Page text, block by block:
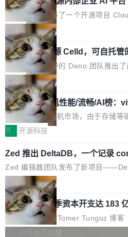
型系统的学术体操，是日常编码的思
章从一个简单的例子切入。一个网站
设置，如果用布尔值 + 可空字段来
ean 表示是否可切换，nullable 的默
色方案、深色方案——会产生大量无
合。方案缺了、配置冲突了、全 null
哪些组合有效，作者说，你得靠"文档
者部落知识"。 换个写法。Rust 的
变体：Switchable...
dflare OS
Cloudflare 发布了一个开源项目
S。如果你只看官方博客，你会觉得
个"AI 知识库 + 聊天机器人"——每个
做，没什么新鲜的。 但 Kenton
r 上把事情说清楚了： 今天我们发布
re OS，一个带连接器的聊天机器人
有科技公司做的一样。只不过，实际
样。这是 Sandstorm.io 的重制版，
那个创业公司。不同的是，这次它构
lare Workers 上——我花了九年时间
——并且深度集成了 AI。这基本上是
计划的顶峰。 十年前，Ken...
局
Deno 团队开源 Celld，可自托管
布式 Durable Objects
Ryan Dahl 领导的 Deno 团队推出了
目 Celld，一个能在自己机器上运行
Workers 和 Durable Objects 的守护
计思路很直接：每个对象是一个独立
数据库，按名称寻址，复制到你自己
存储库里。节点之间只通过这个存
个小型数据库，应用天然按分片构建
库的竞争和爆炸半径问题在设计层面
了。 闲置的 cell 会休眠到几乎不占资
l 迁移或唤醒时，新宿主从 S3 恢复
库继续执行。存储库是持久化的唯一
局
鲁大师7月新机性能/流畅/AI榜：
性能、流畅双第一，三星Galaxy
新折叠缺席
2026年7月的手机市场，由于存储等
增，手机厂商的日子也不好过啊，新
高价的三星折叠（三星Galaxy Z
Fold8 / Z Flip8）外，其余要么是中
例如iQOO Z11i、REDMI Note 17、
te 17 Pro、OPPO K15，要么是vivo
样的次旗舰。 Galaxy Z Fold8 Ultra
Z Flip8三款折叠屏新机均在7月22日
部搭载骁龙8 Elite Gen5 for Galaxy
开 开源科技
Zed 推出 DeltaDB，一个记录
之间所有操作的版本控制系统
Zed 编辑器团队发布了新项目
个在 git commit 之间记录每一次编辑
本控制系统。目前处于 Early Access
ltaDB 的核心思路直接写在 landing
眼的位置：「Software is made
mits」——软件是在 commit 之间写
局
SpaceXAI 单季资本开支达 183
根据风险投资人Tomer Tunguz 博客
析）披露的最新分析与第二季度业绩
白开水不加糖